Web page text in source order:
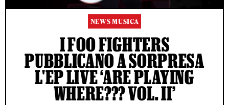
NEWS MUSICA
I FOO FIGHTERS
PUBBLICANO A SORPRESA
L'EP LIVE ‘ARE PLAYING
WHERE??? VOL. II’